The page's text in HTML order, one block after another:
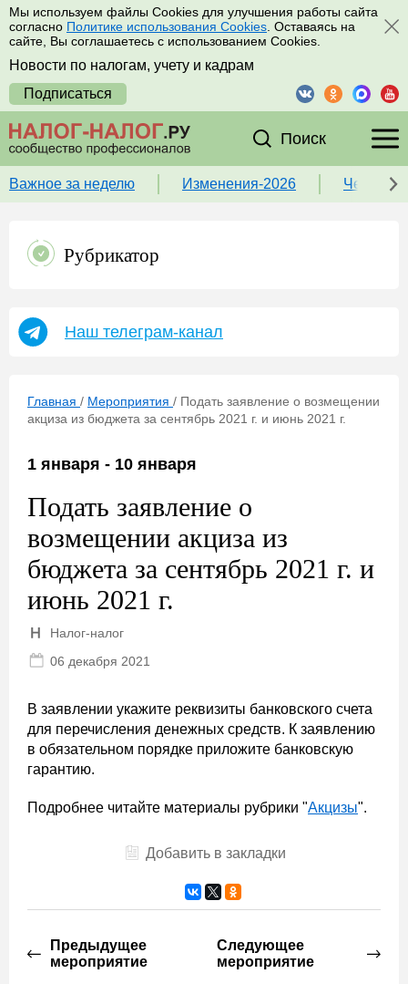
Мы используем файлы Cookies для улучшения работы сайта
согласно Политике использования Cookies . Оставаясь на
сайте, Вы соглашаетесь с использованием Cookies.
Новости по налогам, учету и кадрам
Подписаться
Поиск
Важное за неделю Изменения-2026 Чек-
Рубрикатор
Наш телеграм-канал
Главная / Мероприятия / Подать заявление о возмещении
акциза из бюджета за сентябрь 2021 г. и июнь 2021 г.
1 января - 10 января
Подать заявление о
возмещении акциза из
бюджета за сентябрь 2021 г. и
июнь 2021 г.
Налог-налог
06 декабря 2021
В заявлении укажите реквизиты банковского счета
для перечисления денежных средств. К заявлению
в обязательном порядке приложите банковскую
гарантию.
Подробнее читайте материалы рубрики "Акцизы".
Добавить в закладки
Предыдущее
мероприятие
Следующее
мероприятие